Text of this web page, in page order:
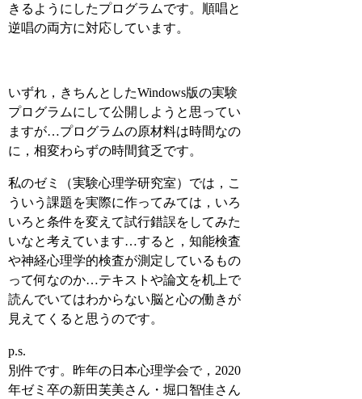
きるようにしたプログラムです。順唱と
逆唱の両方に対応しています。
いずれ，きちんとしたWindows版の実験
プログラムにして公開しようと思ってい
ますが…プログラムの原材料は時間なの
に，相変わらずの時間貧乏です。
私のゼミ（実験心理学研究室）では，こ
ういう課題を実際に作ってみては，いろ
いろと条件を変えて試行錯誤をしてみた
いなと考えています…すると，知能検査
や神経心理学的検査が測定しているもの
って何なのか…テキストや論文を机上で
読んでいてはわからない脳と心の働きが
見えてくると思うのです。
p.s.
別件です。昨年の日本心理学会で，2020
年ゼミ卒の新田芙美さん・堀口智佳さん